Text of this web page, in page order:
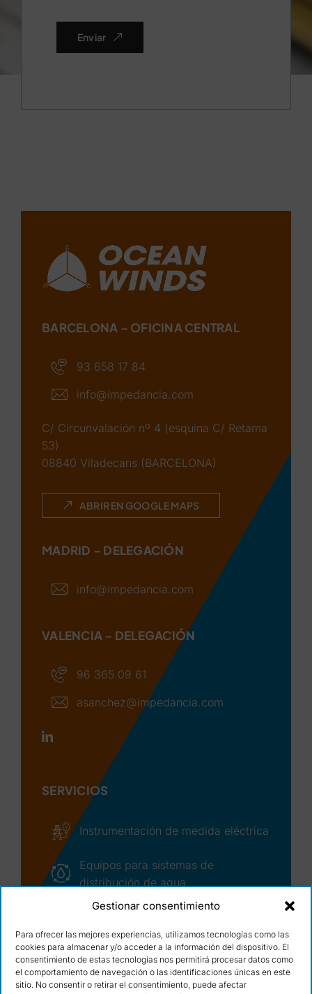
Gestionar consentimiento
Para ofrecer las mejores experiencias, utilizamos tecnologías como las
cookies para almacenar y/o acceder a la información del dispositivo. El
consentimiento de estas tecnologías nos permitirá procesar datos como
el comportamiento de navegación o las identificaciones únicas en este
sitio. No consentir o retirar el consentimiento, puede afectar
Enviar
BARCELONA – OFICINA CENTRAL
93 658 17 84
info@impedancia.com
C/ Circunvalación nº 4 (esquina C/ Retama
53)
08840 Viladecans (BARCELONA)
ABRIR EN GOOGLE MAPS
MADRID – DELEGACIÓN
info@impedancia.com
VALENCIA – DELEGACIÓN
96 365 09 61
asanchez@impedancia.com
SERVICIOS
Instrumentación de medida eléctrica
Equipos para sistemas de
distribución de agua
Asistencia técnica y seguimiento de
© Copyright – 2026 | Ocean Winds, S.L.
Condiciones de uso
Cláusulas legales
Política de calidad|Cookies|Diseño web: